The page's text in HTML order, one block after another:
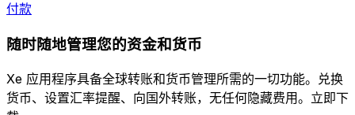
付款
随时随地管理您的资金和货币
Xe 应用程序具备全球转账和货币管理所需的一切功能。兑换
货币、设置汇率提醒、向国外转账，无任何隐藏费用。立即下